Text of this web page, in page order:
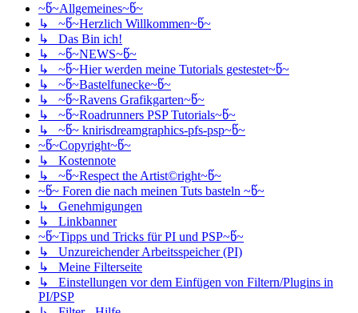
~წ~Allgemeines~წ~
↳ ~წ~Herzlich Willkommen~წ~
↳ Das Bin ich!
↳ ~წ~NEWS~წ~
↳ ~წ~Hier werden meine Tutorials gestestet~წ~
↳ ~წ~Bastelfunecke~წ~
↳ ~წ~Ravens Grafikgarten~წ~
↳ ~წ~Roadrunners PSP Tutorials~წ~
↳ ~წ~ knirisdreamgraphics-pfs-psp~წ~
~წ~Copyright~წ~
↳ Kostennote
↳ ~წ~Respect the Artist©right~წ~
~წ~ Foren die nach meinen Tuts basteln ~წ~
↳ Genehmigungen
↳ Linkbanner
~წ~Tipps und Tricks für PI und PSP~წ~
↳ Unzureichender Arbeitsspeicher (PI)
↳ Meine Filterseite
↳ Einstellungen vor dem Einfügen von Filtern/Plugins in
PI/PSP